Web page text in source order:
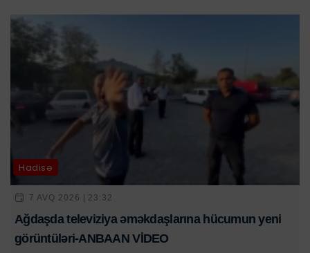
Hadisə
7 AVQ 2026 | 23:32
Ağdaşda televiziya əməkdaşlarına hücumun yeni
görüntüləri-ANBAAN VİDEO